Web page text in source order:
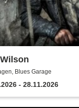
Blues Garage
- 28.11.2026